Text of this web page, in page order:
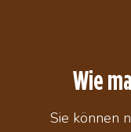
Wie
Sie können